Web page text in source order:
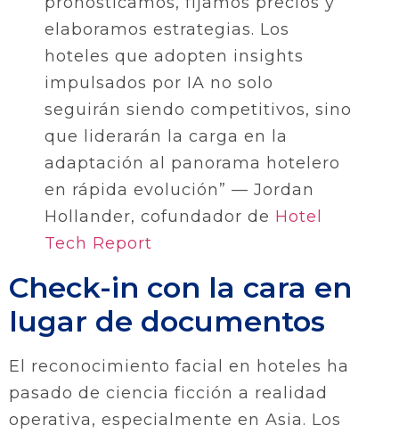
elaboramos estrategias. Los
hoteles que adopten insights
impulsados por IA no solo
seguirán siendo competitivos, sino
que liderarán la carga en la
adaptación al panorama hotelero
en rápida evolución” — Jordan
Hollander, cofundador de Hotel
Tech Report
Check-in con la cara en
lugar de documentos
El reconocimiento facial en hoteles ha
pasado de ciencia ficción a realidad
operativa, especialmente en Asia. Los